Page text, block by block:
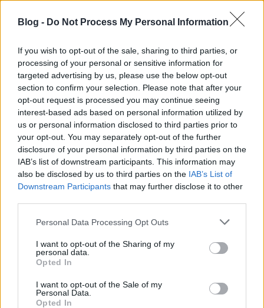
Blog - Do Not Process My Personal Information
If you wish to opt-out of the sale, sharing to third parties, or
processing of your personal or sensitive information for
targeted advertising by us, please use the below opt-out
section to confirm your selection. Please note that after your
opt-out request is processed you may continue seeing
interest-based ads based on personal information utilized by
us or personal information disclosed to third parties prior to
your opt-out. You may separately opt-out of the further
disclosure of your personal information by third parties on the
IAB’s list of downstream participants. This information may
also be disclosed by us to third parties on the IAB’s List of
Downstream Participants that may further disclose it to other
Please note that this website/app uses one or more Google
not limited to your visit or usage behaviour. You may click to
grant or deny consent to Google and its third-party tags to
use your data for below specified purposes in below Google
consent section.
Personal Data Processing Opt Outs
I want to opt-out of the Sharing of my
personal data.
Opted In
I want to opt-out of the Sale of my
Personal Data.
Opted In
Vagy az ágya mellé
olvasólámpát minimál
stílusban.